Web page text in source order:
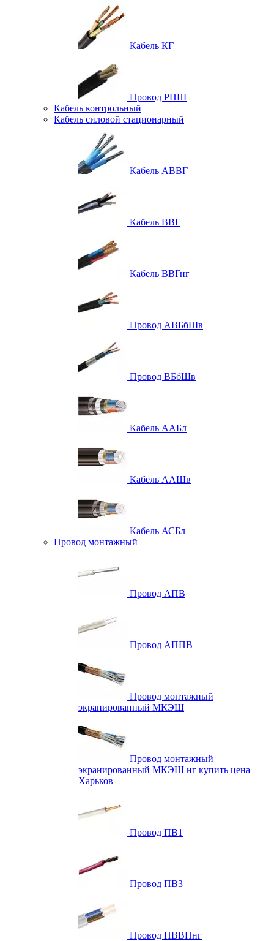
Кабель КГ
Провод РПШ
Кабель контрольный
Кабель силовой стационарный
Кабель АВВГ
Кабель ВВГ
Кабель ВВГнг
Провод АВБбШв
Провод ВБбШв
Кабель ААБл
Кабель ААШв
Кабель АСБл
Провод монтажный
Провод АПВ
Провод АППВ
Провод монтажный
экранированный МКЭШ
Провод монтажный
экранированный МКЭШ нг купить цена
Харьков
Провод ПВ1
Провод ПВ3
Провод ПВВПнг